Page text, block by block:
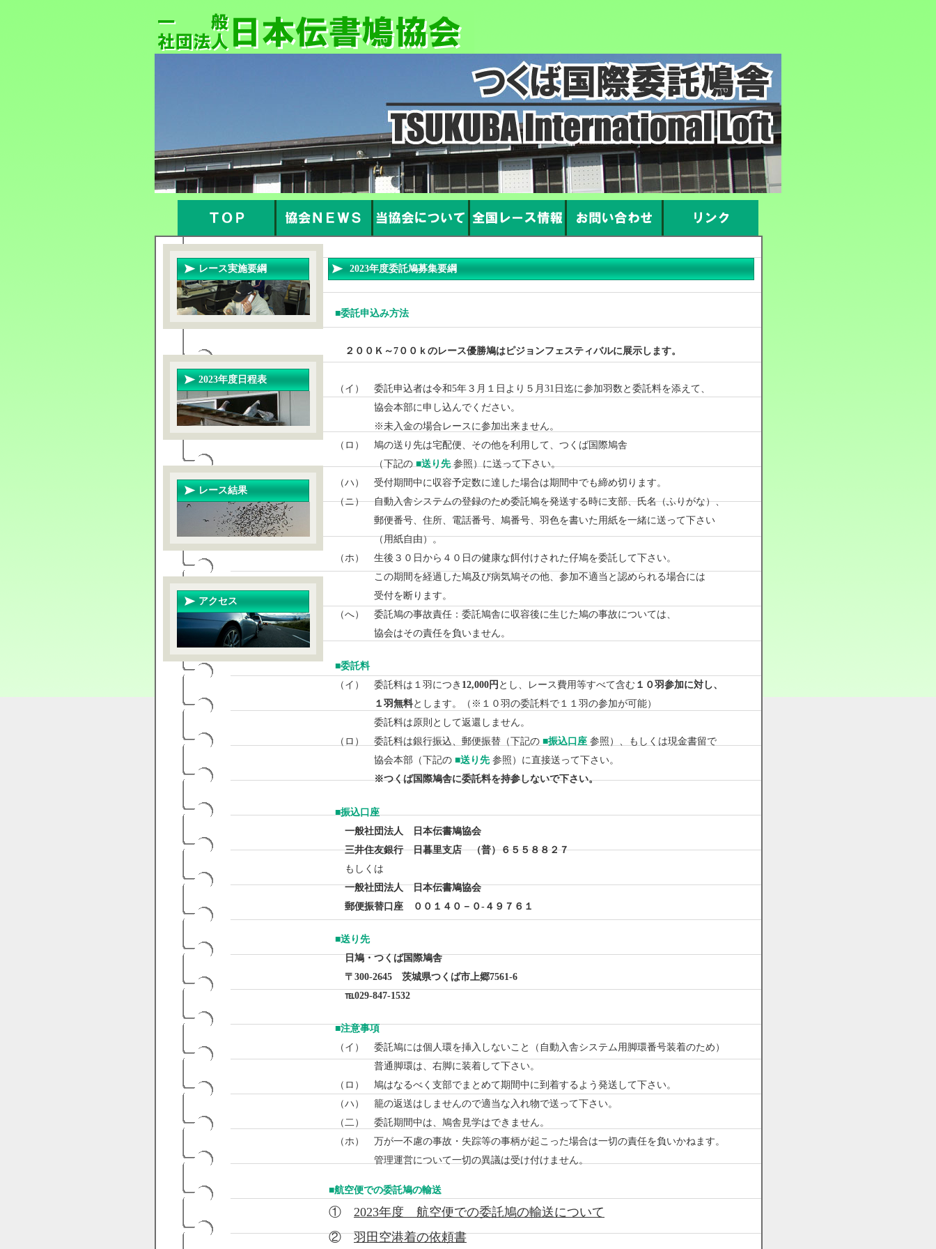
2023年度委託鳩募集要綱
■委託申込み方法
２００Ｋ～7００ｋのレース優勝鳩はピジョンフェスティバルに展示します。
（イ） 委託申込者は令和5年３月１日より５月31日迄に参加羽数と委託料を添えて、
協会本部に申し込んでください。
※未入金の場合レースに参加出来ません。
（ロ） 鳩の送り先は宅配便、その他を利用して、つくば国際鳩舎
（下記の ■送り先参照）に送って下さい。
（ハ） 受付期間中に収容予定数に達した場合は期間中でも締め切ります。
（ニ） 自動入舎システムの登録のため委託鳩を発送する時に支部、氏名（ふりがな）、
郵便番号、住所、電話番号、鳩番号、羽色を書いた用紙を一緒に送って下さい
（用紙自由）。
（ホ） 生後３０日から４０日の健康な餌付けされた仔鳩を委託して下さい。
この期間を経過した鳩及び病気鳩その他、参加不適当と認められる場合には
受付を断ります。
（へ） 委託鳩の事故責任：委託鳩舎に収容後に生じた鳩の事故については、
協会はその責任を負いません。
■委託料
（イ） 委託料は１羽につき 12,000円 とし、レース費用等すべて含む １０羽参加に対し、
１羽無料とします。（※１０羽の委託料で１１羽の参加が可能）
委託料は原則として返還しません。
（ロ） 委託料は銀行振込、郵便振替（下記の ■振込口座 参照）、もしくは現金書留で
協会本部（下記の ■送り先参照）に直接送って下さい。
※つくば国際鳩舎に委託料を持参しないで下さい。
■振込口座
一般社団法人 日本伝書鳩協会
三井住友銀行 日暮里支店 （普）６５５８８２７
もしくは
一般社団法人 日本伝書鳩協会
郵便振替口座 ００１４０－０-４９７６１
■送り先
日鳩・つくば国際鳩舎
〒300-2645 茨城県つくば市上郷7561-6
℡029-847-1532
■注意事項
（イ） 委託鳩には個人環を挿入しないこと（自動入舎システム用脚環番号装着のため）
普通脚環は、右脚に装着して下さい。
（ロ） 鳩はなるべく支部でまとめて期間中に到着するよう発送して下さい。
（ハ） 籠の返送はしませんので適当な入れ物で送って下さい。
（二） 委託期間中は、鳩舎見学はできません。
（ホ） 万が一不慮の事故・失踪等の事柄が起こった場合は一切の責任を負いかねます。
管理運営について一切の異議は受け付けません。
■航空便での委託鳩の輸送
① 2023年度 航空便での委託鳩の輸送について
②羽田空港着の依頼書
レース実施要綱
2023年度日程表
レース結果
アクセス